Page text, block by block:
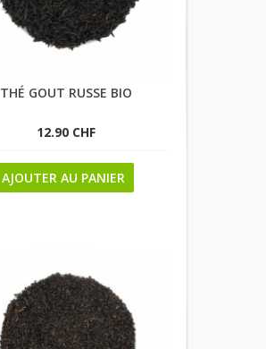
THÉ GOUT RUSSE BIO
12.90 CHF
AJOUTER AU PANIER